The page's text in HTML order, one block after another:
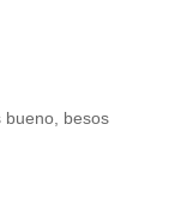
bueno, besos